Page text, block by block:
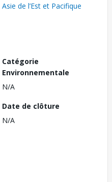
Asie de l’Est et Pacifique
Catégorie
Environnementale
N/A
Date de clôture
N/A